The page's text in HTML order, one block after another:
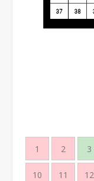
1 2 3
10 11 12